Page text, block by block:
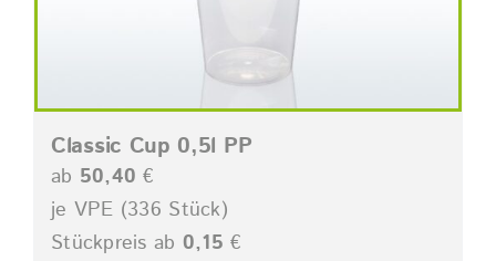
Classic Cup 0,5l PP
ab 50,40 €
je VPE (336 Stück)
Stückpreis ab 0,15 €